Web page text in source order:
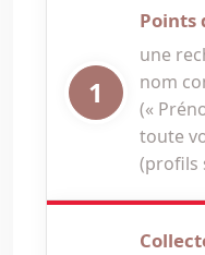
Points
une
nom
(«
toute
(profils